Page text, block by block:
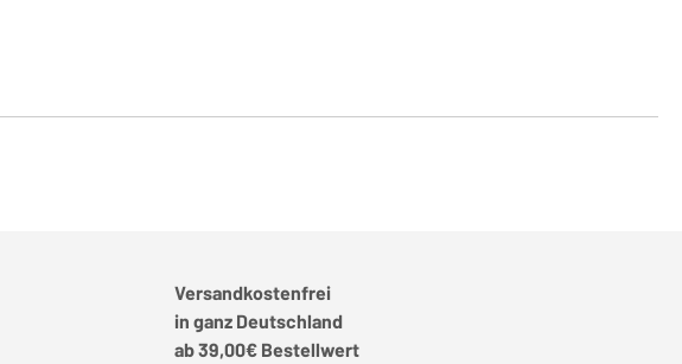
Versandkostenfrei
in ganz Deutschland
ab 39,00€ Bestellwert